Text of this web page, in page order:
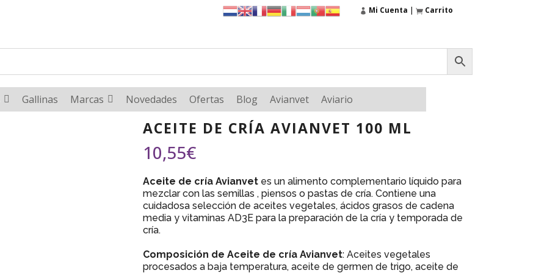
Mi Cuenta | Carrito
Gallinas Marcas Novedades Ofertas Blog Avianvet Aviario
ACEITE DE CRÍA AVIANVET 100 ML
10,55€
Aceite de cría Avianvet es un alimento complementario líquido para
mezclar con las semillas , piensos o pastas de cría. Contiene una
cuidadosa selección de aceites vegetales, ácidos grasos de cadena
media y vitaminas AD3E para la preparación de la cría y temporada de
cría.
Composición de Aceite de cría Avianvet: Aceites vegetales
procesados a baja temperatura, aceite de germen de trigo, aceite de